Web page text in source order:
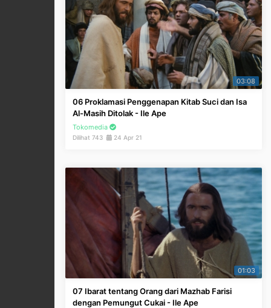
03:08
06 Proklamasi Penggenapan Kitab Suci dan Isa
Al-Masih Ditolak - Ile Ape
Tokomedia
Dilihat 743 24 Apr 21
01:03
07 Ibarat tentang Orang dari Mazhab Farisi
dengan Pemungut Cukai - Ile Ape